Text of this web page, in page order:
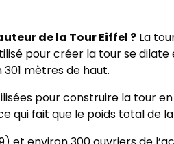
de la Tour Eiffel ? La
pour créer la tour se
mètres de haut.
pour construire la tour
qui fait que le poids total de